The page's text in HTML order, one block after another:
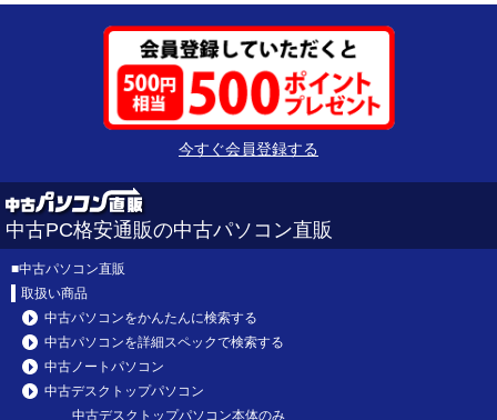
今すぐ会員登録する
中古PC格安通販の中古パソコン直販
■中古パソコン直販
取扱い商品
中古パソコンをかんたんに検索する
中古パソコンを詳細スペックで検索する
中古ノートパソコン
中古デスクトップパソコン
中古デスクトップパソコン本体のみ